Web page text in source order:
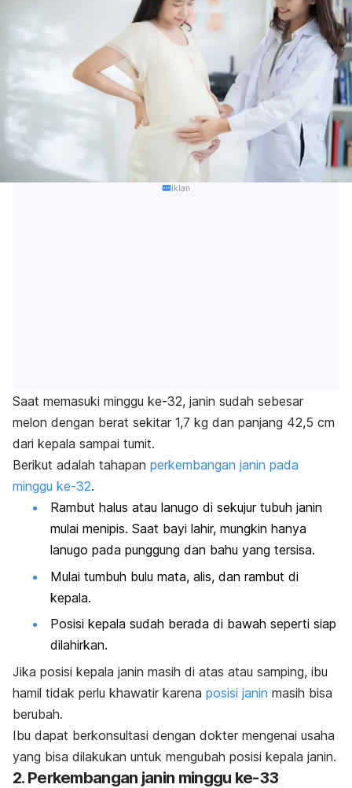
Iklan
Saat memasuki minggu ke-32, janin sudah sebesar
melon dengan berat sekitar 1,7 kg dan panjang 42,5 cm
dari kepala sampai tumit.
Berikut adalah tahapan perkembangan janin pada
minggu ke-32.
Rambut halus atau lanugo di sekujur tubuh janin
mulai menipis. Saat bayi lahir, mungkin hanya
lanugo pada punggung dan bahu yang tersisa.
Mulai tumbuh bulu mata, alis, dan rambut di
kepala.
Posisi kepala sudah berada di bawah seperti siap
dilahirkan.
Jika posisi kepala janin masih di atas atau samping, ibu
hamil tidak perlu khawatir karena posisi janin masih bisa
berubah.
Ibu dapat berkonsultasi dengan dokter mengenai usaha
yang bisa dilakukan untuk mengubah posisi kepala janin.
2. Perkembangan janin minggu ke-33